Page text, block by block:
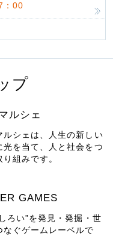
：00
プ
ルシェ
ルシェは、人生の新しい
光を当て、人と社会をつ
り組みです。
GAMES
ろい”を発見・発掘・世
なぐゲームレーベルで